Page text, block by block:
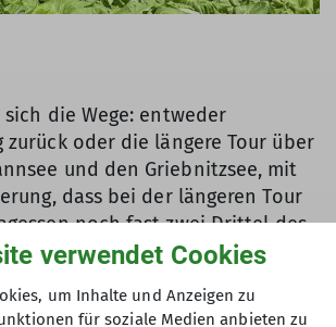
die Wege: entweder
zurück oder die längere Tour über
und den Griebnitzsee, mit
dass bei der längeren Tour
noch fast zwei Drittel des
paddeln waren. Aber auch das
verwendet Cookies
um Inhalte und Anzeigen zu
für soziale Medien anbieten zu